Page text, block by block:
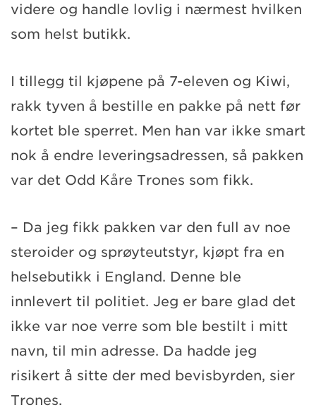
videre og handle lovlig i nærmest hvilken
som helst butikk.
I tillegg til kjøpene på 7-eleven og Kiwi,
rakk tyven å bestille en pakke på nett før
kortet ble sperret. Men han var ikke smart
nok å endre leveringsadressen, så pakken
var det Odd Kåre Trones som fikk.
– Da jeg fikk pakken var den full av noe
steroider og sprøyteutstyr, kjøpt fra en
helsebutikk i England. Denne ble
innlevert til politiet. Jeg er bare glad det
ikke var noe verre som ble bestilt i mitt
navn, til min adresse. Da hadde jeg
risikert å sitte der med bevisbyrden, sier
Trones.